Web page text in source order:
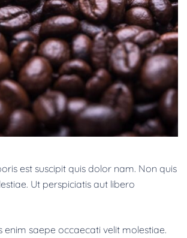
est suscipit quis dolor nam. Non quis
Ut perspiciatis aut libero
enim saepe occaecati velit molestiae.